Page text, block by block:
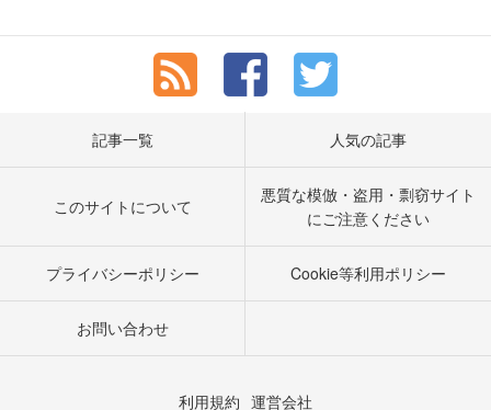
記事一覧 人気の記事
このサイトについて
悪質な模倣・盗用・剽窃サイト
にご注意ください
プライバシーポリシー Cookie等利用ポリシー
お問い合わせ
利用規約 運営会社